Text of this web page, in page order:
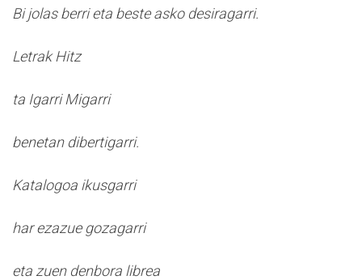
Bi jolas berri eta beste asko desiragarri.
Letrak Hitz
ta Igarri Migarri
benetan dibertigarri.
Katalogoa ikusgarri
har ezazue gozagarri
eta zuen denbora librea